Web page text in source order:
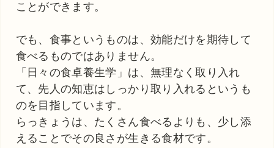
ことができます。
でも、食事というものは、効能だけを期待して
食べるものではありません。
「日々の食卓養生学」は、無理なく取り入れ
て、先人の知恵はしっかり取り入れるというも
のを目指しています。
らっきょうは、たくさん食べるよりも、少し添
えることでその良さが生きる食材です。